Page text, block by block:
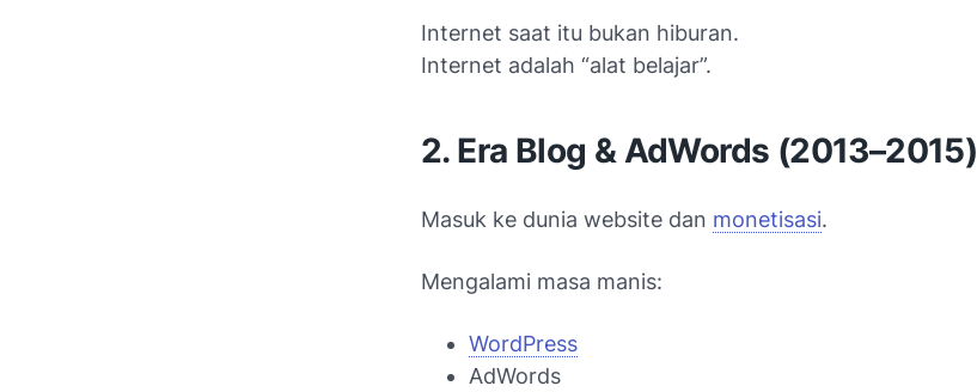
Internet saat itu bukan hiburan.
Internet adalah “alat belajar”.
2. Era Blog & AdWords (2013–2015)
Masuk ke dunia website dan monetisasi.
Mengalami masa manis:
WordPress
AdWords